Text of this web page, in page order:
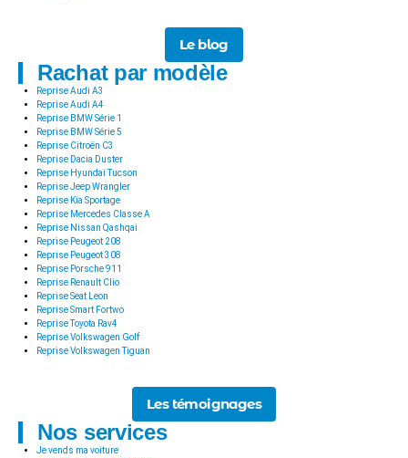
Le blog
Rachat par modèle
Reprise Audi A3
Reprise Audi A4
Reprise BMW Série 1
Reprise BMW Série 5
Reprise Citroën C3
Reprise Dacia Duster
Reprise Hyundai Tucson
Reprise Jeep Wrangler
Reprise Kia Sportage
Reprise Mercedes Classe A
Reprise Nissan Qashqai
Reprise Peugeot 208
Reprise Peugeot 308
Reprise Porsche 911
Reprise Renault Clio
Reprise Seat Leon
Reprise Smart Fortwo
Reprise Toyota Rav4
Reprise Volkswagen Golf
Reprise Volkswagen Tiguan
Les témoignages
Nos services
Je vends ma voiture